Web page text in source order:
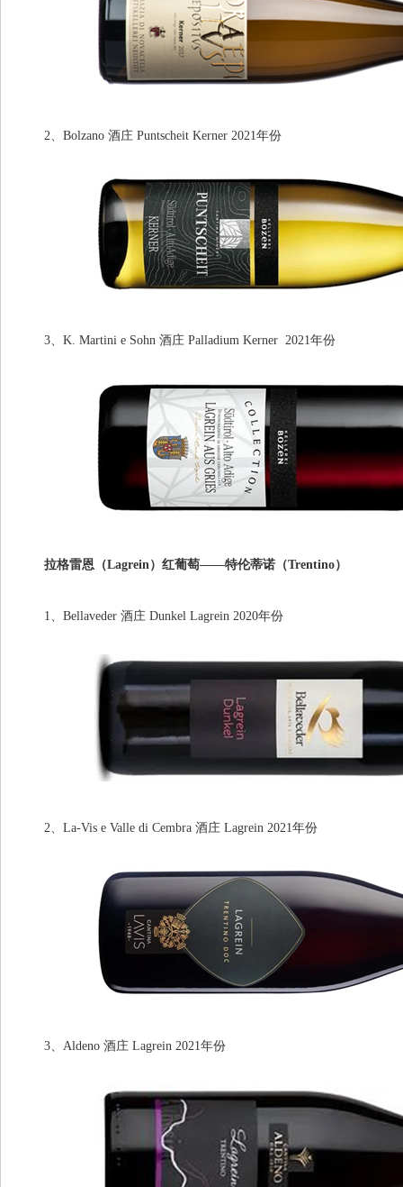
2、Bolzano 酒庄 Puntscheit Kerner 2021年份
3、K. Martini e Sohn 酒庄 Palladium Kerner 2021年份
拉格雷恩（Lagrein）红葡萄——特伦蒂诺（Trentino）
1、Bellaveder 酒庄 Dunkel Lagrein 2020年份
2、La-Vis e Valle di Cembra 酒庄 Lagrein 2021年份
3、Aldeno 酒庄 Lagrein 2021年份